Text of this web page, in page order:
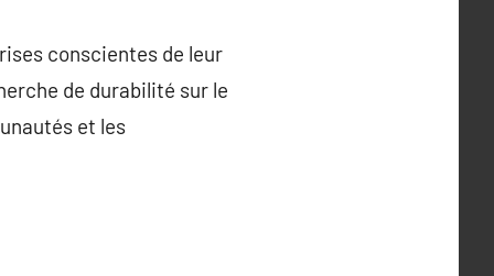
conscientes de leur
de durabilité sur le
et les